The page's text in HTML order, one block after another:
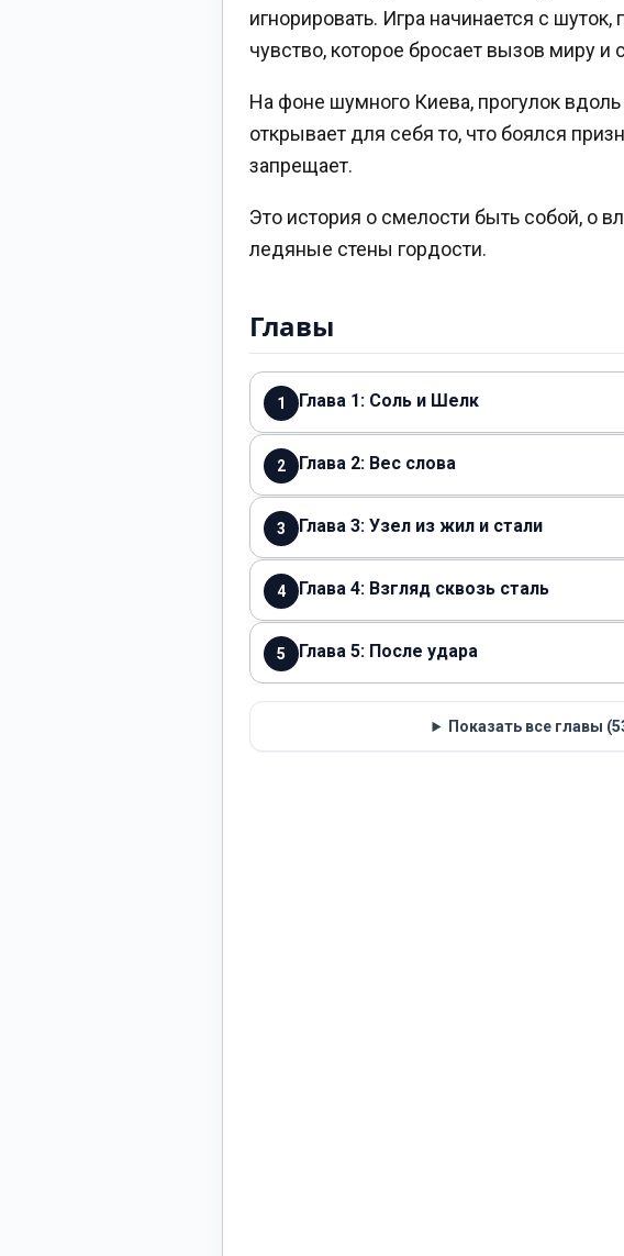
игнорировать. Игра начинается с
чувство, которое бросает вызов миру и
На фоне шумного Киева, прогулок
открывает для себя то, что боялся
запрещает.
Это история о смелости быть собой, о
ледяные стены гордости.
Главы
1 Глава 1: Соль и Шелк
2 Глава 2: Вес слова
3 Глава 3: Узел из жил и стали
4 Глава 4: Взгляд сквозь сталь
5 Глава 5: После удара
Показать все главы